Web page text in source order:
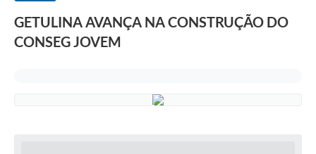
GETULINA AVANÇA NA CONSTRUÇÃO DO
CONSEG JOVEM